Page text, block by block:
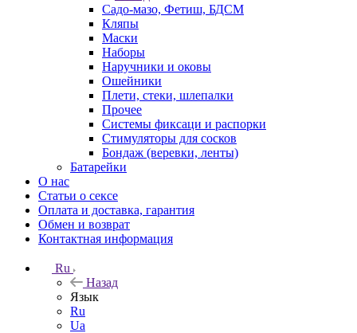
Садо-мазо, Фетиш, БДСМ
Кляпы
Маски
Наборы
Наручники и оковы
Ошейники
Плети, стеки, шлепалки
Прочее
Системы фиксаци и распорки
Стимуляторы для сосков
Бондаж (веревки, ленты)
Батарейки
О нас
Статьи о сексе
Оплата и доставка, гарантия
Обмен и возврат
Контактная информация
Ru
Назад
Язык
Ru
Ua